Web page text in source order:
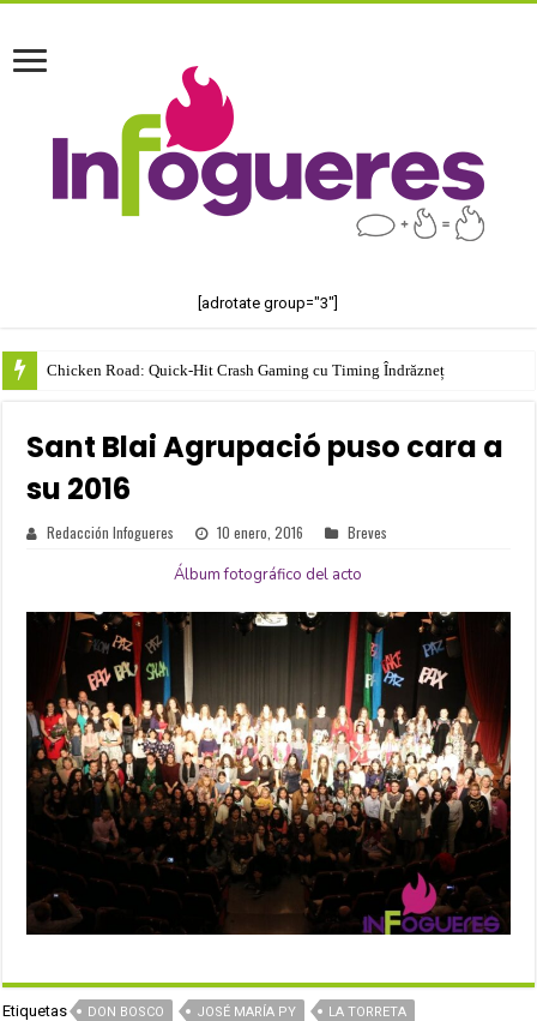
[adrotate group="3"]
Chicken Road: Quick‑Hit Crash Gaming cu Timing Îndrăzneț
Sant Blai Agrupació puso cara a
su 2016
Redacción Infogueres 10 enero, 2016 Breves
Álbum fotográfico del acto
Etiquetas DON BOSCO JOSÉ MARÍA PY
LA TORRETA